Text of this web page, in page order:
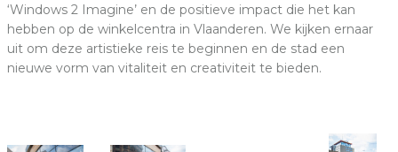
‘Windows 2 Imagine’ en de positieve impact die het kan
hebben op de winkelcentra in Vlaanderen. We kijken ernaar
uit om deze artistieke reis te beginnen en de stad een
nieuwe vorm van vitaliteit en creativiteit te bieden.